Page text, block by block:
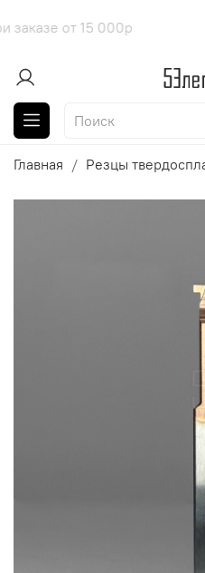
при
Главная Резцы